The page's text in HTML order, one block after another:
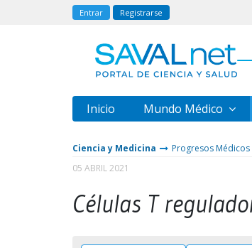
Entrar Registrarse
Inicio Mundo Médico
Ciencia y Medicina
Progresos Médicos
05 ABRIL 2021
Células T